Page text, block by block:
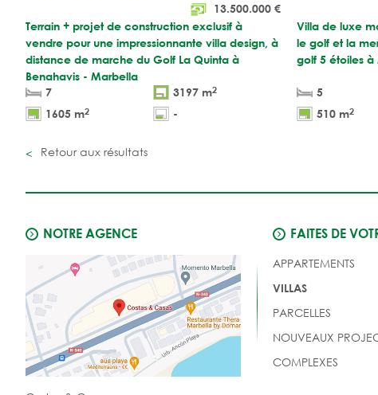
13.500.000 €
Terrain + projet de construction exclusif à
vendre pour une impressionnante villa design, à
distance de marche du Golf La Quinta à
Benahavis - Marbella
7
3197 m2
1605 m2 -
Villa de luxe
le golf et la
golf 5 étoiles à
5
510 m2
Retour aux résultats
NOTRE AGENCE
FAITES DE
APPARTEMENTS
VILLAS
PARCELLES
NOUVEAUX
COMPLEXES